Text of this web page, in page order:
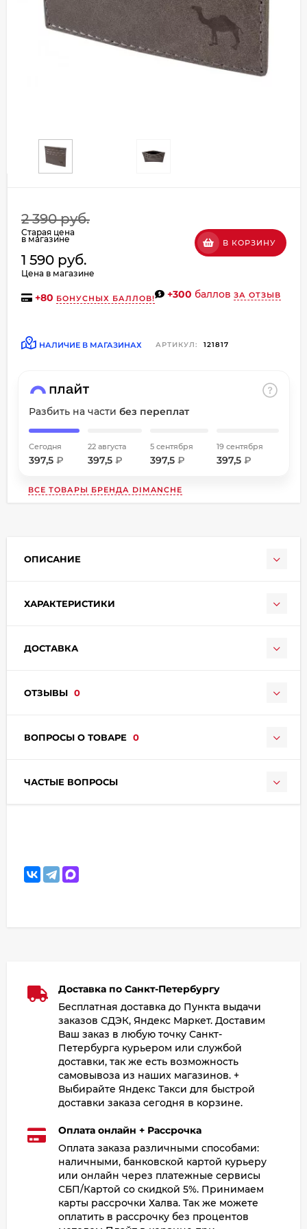
2 390 руб.
Старая цена
в магазине
1 590 руб.
Цена в магазине
В КОРЗИНУ
+80 БОНУСНЫХ БАЛЛОВ! +300 баллов ЗА ОТЗЫВ
НАЛИЧИЕ В МАГАЗИНАХ АРТИКУЛ: 121817
Разбить на части без переплат
Сегодня
397,5 ₽
22 августа
397,5 ₽
5 сентября
397,5 ₽
19 сентября
397,5₽
ВСЕ ТОВАРЫ БРЕНДА DIMANCHE
ОПИСАНИЕ
ХАРАКТЕРИСТИКИ
ДОСТАВКА
ОТЗЫВЫ 0
ВОПРОСЫ О ТОВАРЕ 0
ЧАСТЫЕ ВОПРОСЫ
Добавляйте товары
в корзину
Получайте товар
выбранный способом
списываться
по25
Подробнее
25
2 недели
раз в 2 недели
8 800 302-02-51
Доставка по Санкт-Петербургу
Бесплатная доставка до Пункта выдачи
заказов СДЭК, Яндекс Маркет. Доставим
Ваш заказ в любую точку Санкт-
Петербурга курьером или службой
доставки, так же есть возможность
самовывоза из наших магазинов. +
Выбирайте Яндекс Такси для быстрой
доставки заказа сегодня в корзине.
Оплата онлайн + Рассрочка
Оплата заказа различными способами:
наличными, банковской картой курьеру
или онлайн через платежные сервисы
СБП/Картой со скидкой 5%. Принимаем
карты рассрочки Халва. Так же можете
оплатить в рассрочку без процентов